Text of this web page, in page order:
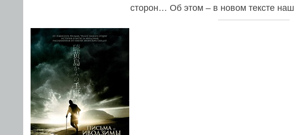
сторон… Об этом – в новом тексте